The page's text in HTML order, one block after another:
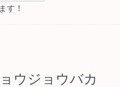
す！
ウジョウバカ